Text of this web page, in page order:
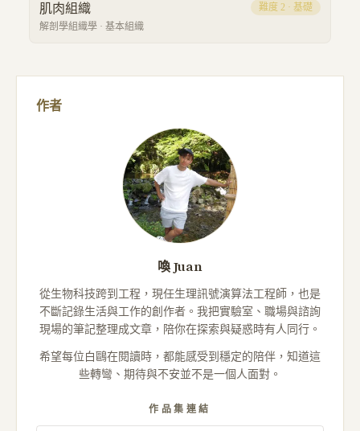
肌肉組織
解剖學組織學 · 基本組織
難度 2 · 基礎
作者
喚 Juan
從生物科技跨到工程，現任生理訊號演算法工程師，也是
不斷記錄生活與工作的創作者。我把實驗室、職場與諮詢
現場的筆記整理成文章，陪你在探索與疑惑時有人同行。
希望每位白鷗在閱讀時，都能感受到穩定的陪伴，知道這
些轉彎、期待與不安並不是一個人面對。
作品集連結